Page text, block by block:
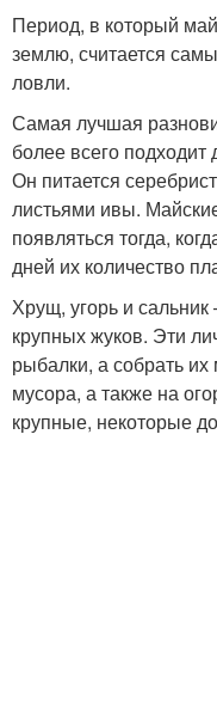
Период, в который
землю, считается
ловли.
Самая лучшая
более всего
Он питается
листьями ивы.
появляться тогда,
дней их количество
Хрущ, угорь и сальник
крупных жуков. Эти
рыбалки, а собрать
мусора, а также на
крупные, некоторые